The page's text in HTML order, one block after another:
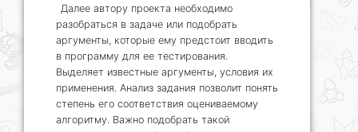
Далее автору проекта необходимо
разобраться в задаче или подобрать
аргументы, которые ему предстоит вводить
в программу для ее тестирования.
Выделяет известные аргументы, условия их
применения. Анализ задания позволит понять
степень его соответствия оцениваемому
алгоритму. Важно подобрать такой